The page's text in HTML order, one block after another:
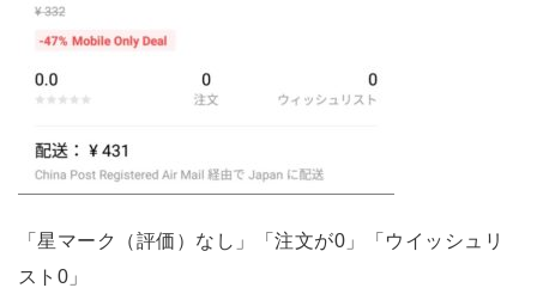
「星マーク（評価）なし」「注文が0」「ウイッシュリ
スト0」